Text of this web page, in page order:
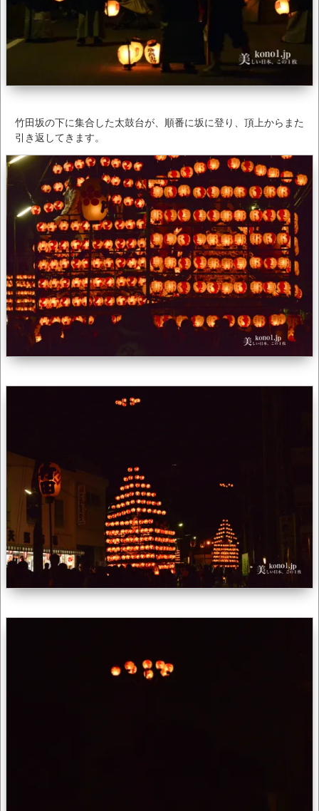
竹田坂の下に集合した太鼓台が、順番に坂に登り、頂上からまた
引き返してきます。